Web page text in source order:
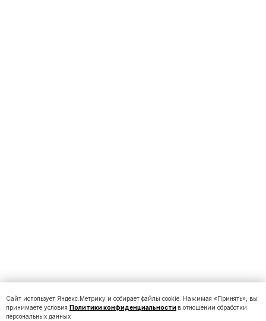
Сайт использует Яндекс.Метрику и собирает файлы cookie. Нажимая «Принять», вы
принимаете условия Политики конфиденциальности в отношении обработки
персональных данных